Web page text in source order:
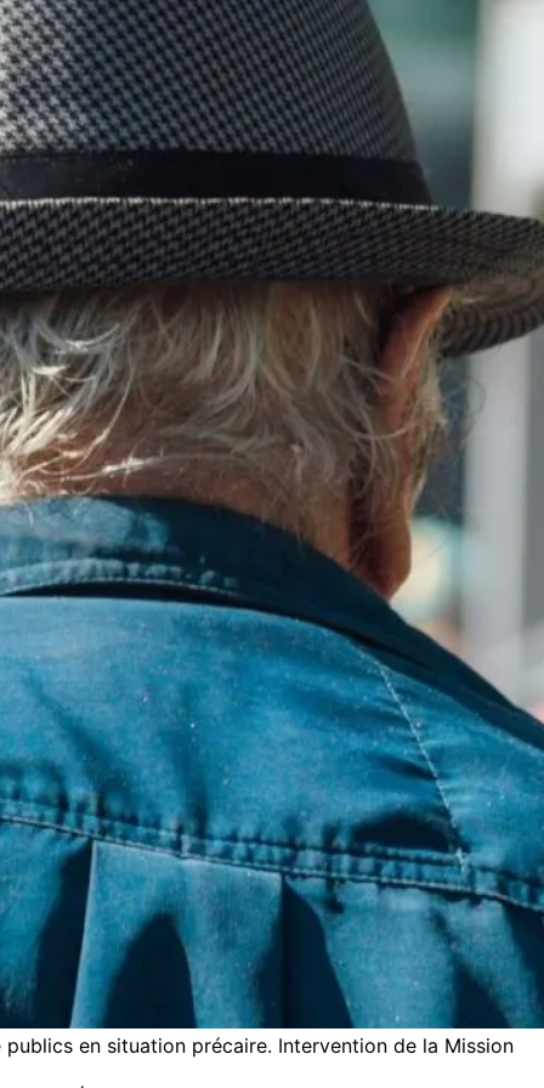
en situation précaire. Intervention de la Mission